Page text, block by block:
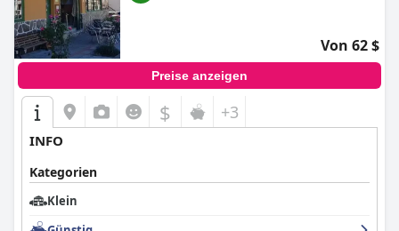
Von 62 $
Preise anzeigen
$ +3
INFO
Kategorien
Klein